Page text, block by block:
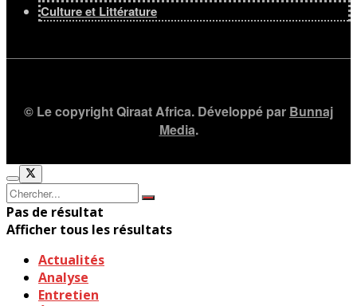
Culture et Littérature
© Le copyright Qiraat Africa. Développé par Bunnaj
Media.
Pas de résultat
Afficher tous les résultats
Actualités
Analyse
Entretien